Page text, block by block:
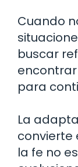
Cuando
buscar
para
La
convierte
la fe no